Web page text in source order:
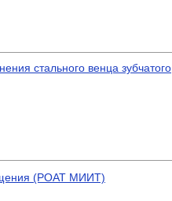
стального венца зубчатого
(РОАТ МИИТ)